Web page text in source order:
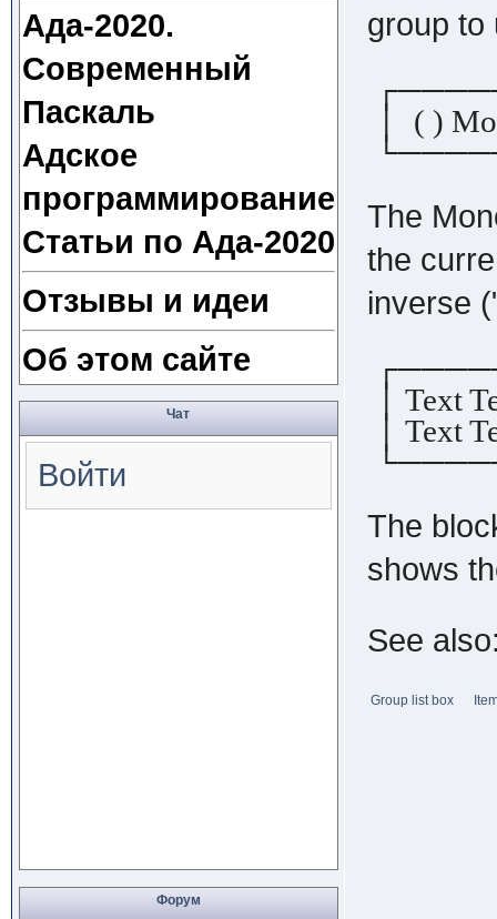
Ада-2020.
Современный
Паскаль
Адское
программирование
Статьи по Ада-2020
Отзывы и идеи
Об этом сайте
Чат
Войти
Форум
group to
│ ( )
The
the
inverse
│ Text
│ Text
The
shows
See
Group list box